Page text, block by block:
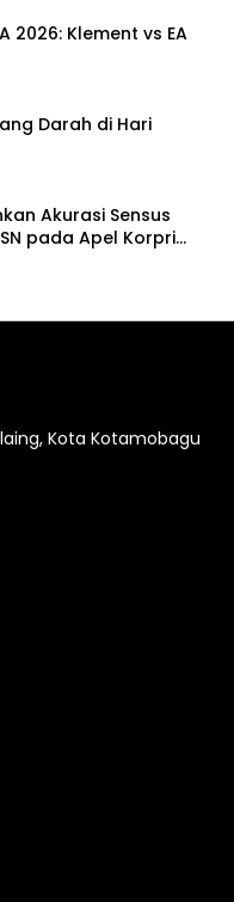
2026: Klement vs EA
Darah di Hari
Akurasi Sensus
pada Apel Korpri
Kota Kotamobagu